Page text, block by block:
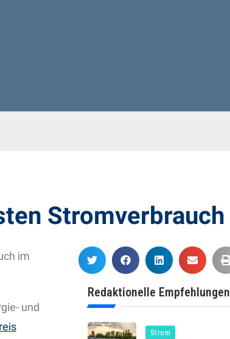
Stromverbrauch
im
und
Redaktionelle Empfehlungen
Strom